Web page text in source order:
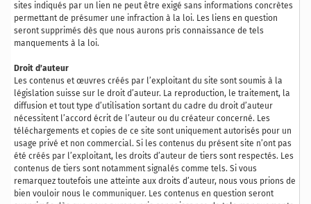
sites indiqués par un lien ne peut être exigé sans informations concrètes
permettant de présumer une infraction à la loi. Les liens en question
seront supprimés dès que nous aurons pris connaissance de tels
manquements à la loi.
Droit d’auteur
Les contenus et œuvres créés par l’exploitant du site sont soumis à la
législation suisse sur le droit d’auteur. La reproduction, le traitement, la
diffusion et tout type d’utilisation sortant du cadre du droit d’auteur
nécessitent l’accord écrit de l’auteur ou du créateur concerné. Les
téléchargements et copies de ce site sont uniquement autorisés pour un
usage privé et non commercial. Si les contenus du présent site n’ont pas
été créés par l’exploitant, les droits d’auteur de tiers sont respectés. Les
contenus de tiers sont notamment signalés comme tels. Si vous
remarquez toutefois une atteinte aux droits d’auteur, nous vous prions de
bien vouloir nous le communiquer. Les contenus en question seront